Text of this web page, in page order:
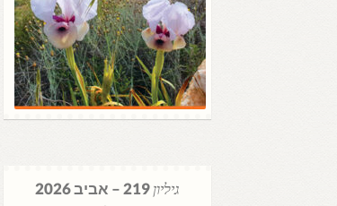
גיליון219 – אביב 2026